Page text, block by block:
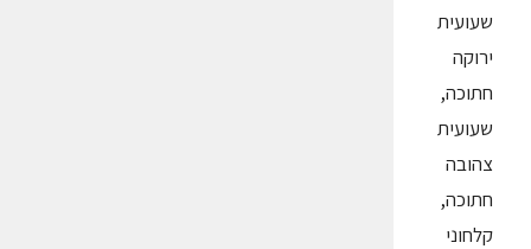
שעועית
ירוקה
חתוכה,
שעועית
צהובה
חתוכה,
קלחוני